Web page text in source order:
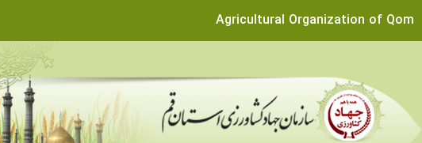
Agricultural Organization of Qom